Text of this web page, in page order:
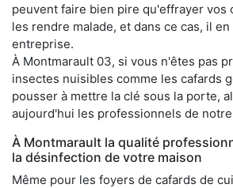
peuvent faire bien pire qu'effrayer vos
les rendre malade, et dans ce cas, il
entreprise.
À Montmarault 03, si vous n'êtes pas
insectes nuisibles comme les cafards
pousser à mettre la clé sous la porte,
aujourd'hui les professionnels de
À Montmarault la qualité
la désinfection de votre maison
Même pour les foyers de cafards de